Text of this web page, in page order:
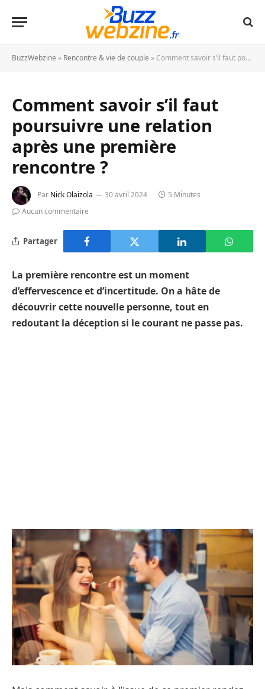
BuzzWebzine » Rencontre & vie de couple » Comment savoir s’il faut poursuivre une relation après une première rencontre ?
Comment savoir s’il faut
poursuivre une relation
après une première
rencontre ?
Par Nick Olaizola 30 avril 2024
5 Minutes
Aucun commentaire
Partager
La première rencontre est un moment
d’effervescence et d’incertitude. On a hâte de
découvrir cette nouvelle personne, tout en
redoutant la déception si le courant ne passe pas.